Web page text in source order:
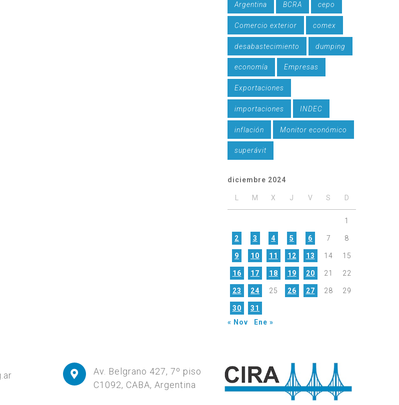
Argentina BCRA cepo
Comercio exterior comex
desabastecimiento dumping
economía Empresas
Exportaciones
importaciones INDEC
inflación Monitor económico
superávit
diciembre 2024
L M X J V S D
1
2 3 4 5 6 7 8
9 10 11 12 13 14 15
16 17 18 19 20 21 22
23 24 25 26 27 28 29
30
31
« Nov
Ene »
Av. Belgrano 427, 7º piso
C1092, CABA, Argentina